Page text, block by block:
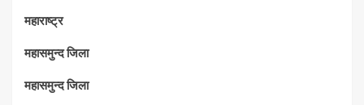
महाराष्‍ट्र
महासमुन्द जिला
महासमुन्द जिला